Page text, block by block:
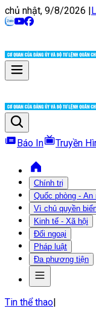
chủ nhật, 9/8/2026 |
Báo In Truyền
Chính trị
Quốc phòng - An
Vì chủ quyền
Kinh tế - Xã hội
Đối ngoại
Pháp luật
Đa phương tiện
Tin thể thao|